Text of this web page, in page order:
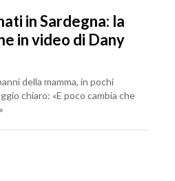
in Sardegna: la
in video di Dany
della mamma, in pochi
chiaro: «E poco cambia che